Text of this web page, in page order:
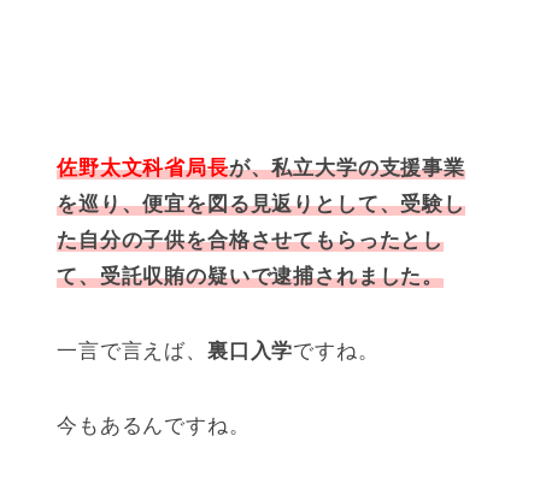
佐野太文科省局長が、私立大学の支援事業
を巡り、便宜を図る見返りとして、受験し
た自分の子供を合格させてもらったとし
て、受託収賄の疑いで逮捕されました。
一言で言えば、 裏口入学ですね。
今もあるんですね。